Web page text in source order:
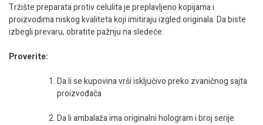
Tržište preparata protiv celulita je preplavljeno kopijama i
proizvodima niskog kvaliteta koji imitiraju izgled originala. Da biste
izbegli prevaru, obratite pažnju na sledeće:
Proverite:
Da li se kupovina vrši isključivo preko zvaničnog sajta
proizvođača
Da li ambalaža ima originalni hologram i broj serije